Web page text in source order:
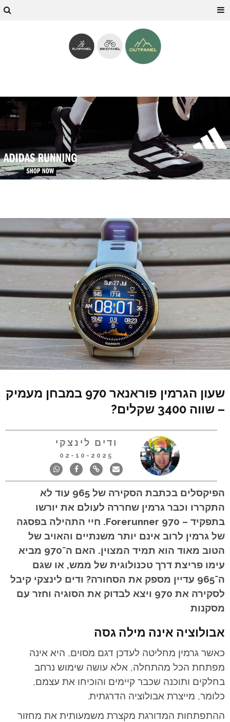
שעון הגרמין פוראנאר 970 במבחן מעמיק
– שווה 3400 שקלים?
ודים לינצקי
02-10-2025
הפיקסלים בכתבת הסקירה של 965 עוד לא
התקררו וכבר גרמין שחררה לעולם את יורשו
בתפקיד – Forerunner 970. חיי התהילה בפסגה
של גרמין לרוב אינם יותר משנתיים והאויב של
הטוב מאוד הוא תמיד המצוין. האם ה־970 מביא
עימו פריצת דרך טכנולוגית של ממש, או שגם
ה־965 עדיין מספק את הסחורה? ודים לינצקי קיבל
לסקירה את 970 ויצא לבדוק את הסוגיה וחזר עם
מסקנות
אבולוציה אינה מילה גסה
כאשר גרמין מחליטה לעדכן דגם מסוים, היא אינה
מפתחת הכל מהתחלה, אלא עושה שימוש נרחב
בחלקים ותוכנה שכבר קיימים והוכיחו את עצמם,
כלומר, מייצרת אבולוציה הדרגתית.
ההתפתחות המדורגת מקצרת משמעותית את מחזור